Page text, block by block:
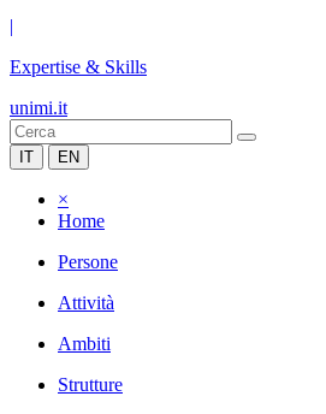
|
Expertise & Skills
unimi.it
IT EN
×
Home
Persone
Attività
Ambiti
Strutture